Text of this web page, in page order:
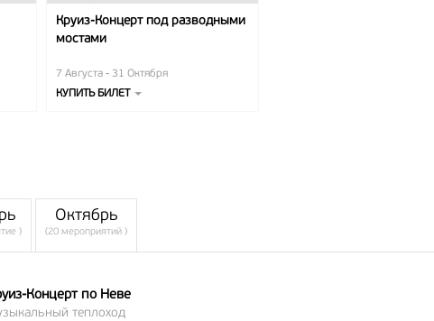
Круиз-Концерт под разводными
мостами
7 Августа - 31 Октября
КУПИТЬ БИЛЕТ
)
Октябрь
(20 мероприятий )
Концерт по Неве
теплоход